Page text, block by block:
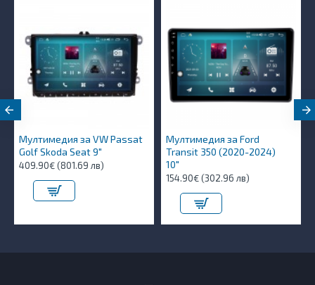
Мултимедия за VW Passat
Golf Skoda Seat 9"
409.90€ (801.69 лв)
Мултимедия за Ford
Transit 350 (2020-2024)
10″
154.90€ (302.96 лв)